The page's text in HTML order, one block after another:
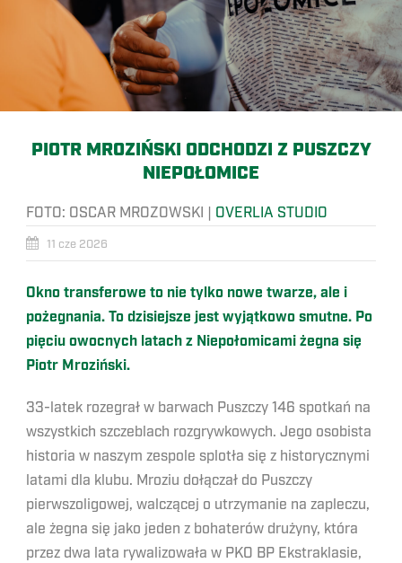
PIOTR MROZIŃSKI ODCHODZI Z PUSZCZY
NIEPOŁOMICE
FOTO: OSCAR MROZOWSKI OVERLIA STUDIO
11 cze 2026
Okno transferowe to nie tylko nowe twarze, ale i
pożegnania. To dzisiejsze jest wyjątkowo smutne. Po
pięciu owocnych latach z Niepołomicami żegna się
Piotr Mroziński.
33-latek rozegrał w barwach Puszczy 146 spotkań na
wszystkich szczeblach rozgrywkowych. Jego osobista
historia w naszym zespole splotła się z historycznymi
latami dla klubu. Mroziu dołączał do Puszczy
pierwszoligowej, walczącej o utrzymanie na zapleczu,
ale żegna się jako jeden z bohaterów drużyny, która
przez dwa lata rywalizowała w PKO BP Ekstraklasie,